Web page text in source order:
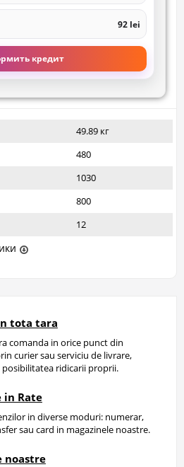
92 lei
кредит
49.89 кг
480
1030
800
12
tota tara
comanda in orice punct din
curier sau serviciu de livrare,
posibilitatea ridicarii proprii.
in Rate
in diverse moduri: numerar,
sau card in magazinele noastre.
noastre